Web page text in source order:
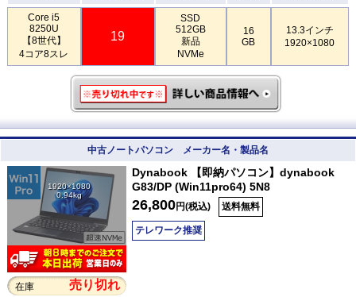
Core i5
8250U
【8世代】
4コア8スレ
19
SSD
512GB
新品
NVMe
16
GB
13.3インチ
1920×1080
中古ノートパソコン メーカー名・製品名
1920×1080
0.94kg
在庫 売り切れ
Dynabook 【即納パソコン】dynabook
G83/DP (Win11pro64) 5N8
26,800円(税込) 送料無料
テレワーク推奨